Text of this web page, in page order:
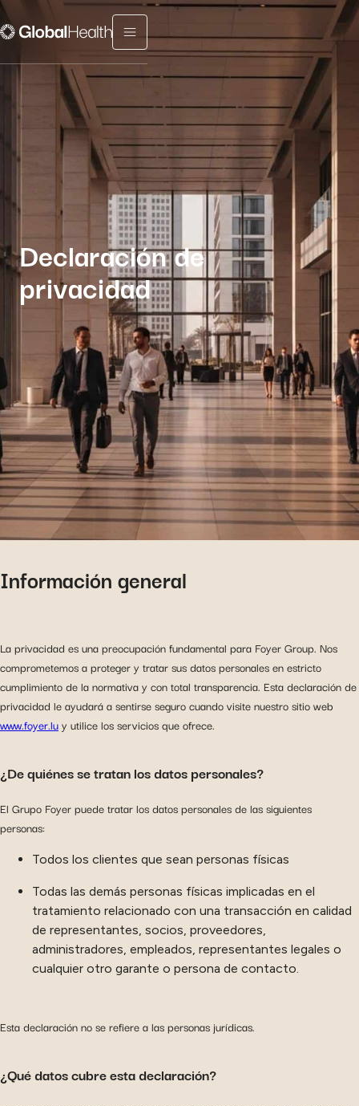
Menu fermé
Declaración de
privacidad
Información general
La privacidad es una preocupación fundamental para Foyer Group. Nos
comprometemos a proteger y tratar sus datos personales en estricto
cumplimiento de la normativa y con total transparencia. Esta declaración de
privacidad le ayudará a sentirse seguro cuando visite nuestro sitio web
www.foyer.luy utilice los servicios que ofrece.
¿De quiénes se tratan los datos personales?
El Grupo Foyer puede tratar los datos personales de las siguientes
personas:
Todos los clientes que sean personas físicas
Todas las demás personas físicas implicadas en el
tratamiento relacionado con una transacción en calidad
de representantes, socios, proveedores,
administradores, empleados, representantes legales o
cualquier otro garante o persona de contacto.
Esta declaración no se refiere a las personas jurídicas.
¿Qué datos cubre esta declaración?